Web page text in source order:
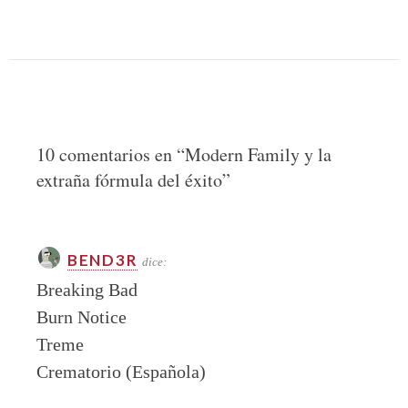
10 comentarios en “Modern Family y la
extraña fórmula del éxito”
BEND3R dice:
Breaking Bad
Burn Notice
Treme
Crematorio (Española)